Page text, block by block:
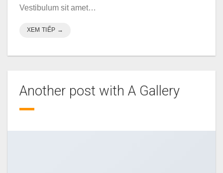
Vestibulum sit amet…
XEM TIẾP →
Another post with A Gallery